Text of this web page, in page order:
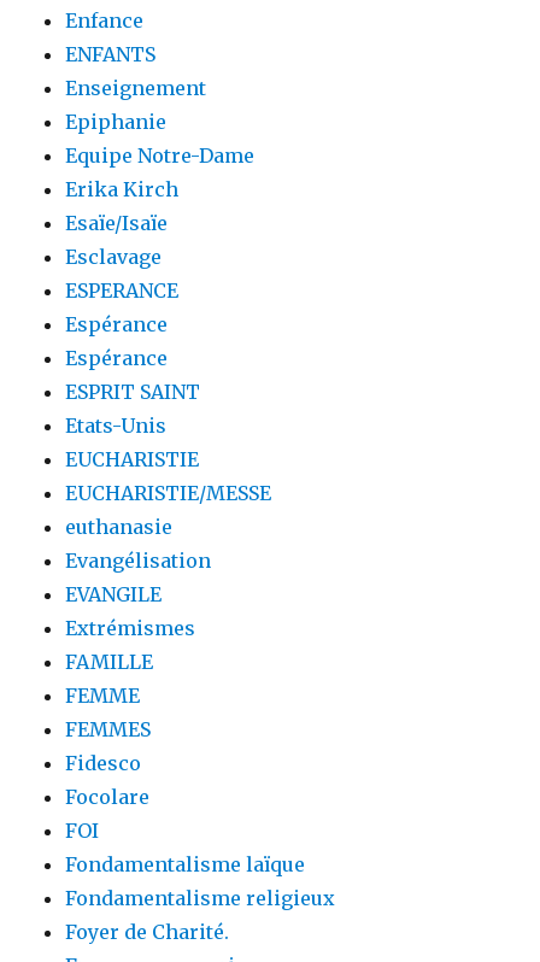
Enfance
ENFANTS
Enseignement
Epiphanie
Equipe Notre-Dame
Erika Kirch
Esaïe/Isaïe
Esclavage
ESPERANCE
Espérance
Espérance
ESPRIT SAINT
Etats-Unis
EUCHARISTIE
EUCHARISTIE/MESSE
euthanasie
Evangélisation
EVANGILE
Extrémismes
FAMILLE
FEMME
FEMMES
Fidesco
Focolare
FOI
Fondamentalisme laïque
Fondamentalisme religieux
Foyer de Charité.